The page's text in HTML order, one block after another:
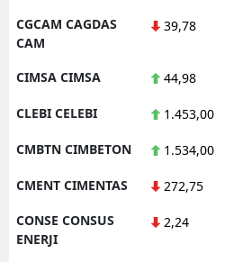
CGCAM CAGDAS
CAM
39,78
CIMSA CIMSA 44,98
CLEBI CELEBI 1.453,00
CMBTN CIMBETON 1.534,00
CMENT CIMENTAS 272,75
CONSE CONSUS
ENERJI
2,24